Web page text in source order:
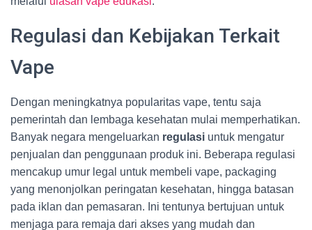
Regulasi dan Kebijakan Terkait
Vape
Dengan meningkatnya popularitas vape, tentu saja
pemerintah dan lembaga kesehatan mulai memperhatikan.
Banyak negara mengeluarkan regulasi untuk mengatur
penjualan dan penggunaan produk ini. Beberapa regulasi
mencakup umur legal untuk membeli vape, packaging
yang menonjolkan peringatan kesehatan, hingga batasan
pada iklan dan pemasaran. Ini tentunya bertujuan untuk
menjaga para remaja dari akses yang mudah dan